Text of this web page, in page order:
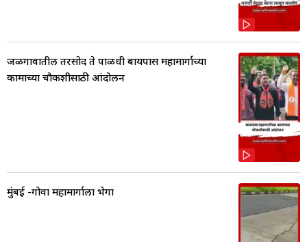
जळगावातील तरसोद ते पाळधी बायपास महामार्गाच्या
कामाच्या चौकशीसाठी आंदोलन
मुंबई -गोवा महामार्गाला भेगा